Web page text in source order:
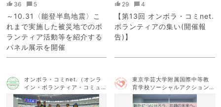
36 5
～10.31〈能登半島地震〉こ
れまで実施した被災地でのボ
ランティア活動等を紹介する
パネル展示を開催
29 4
【第13回 オンボラ・コミnet.
ボランティアの集い(開催報
告)】
オンボラ・コミnet.（オンラ
イン・ボランティア・コミュ
ニケーション・ネットワー
ク）
東京学芸大学附属国際中等教
育学校ソーシャルアクション
チーム